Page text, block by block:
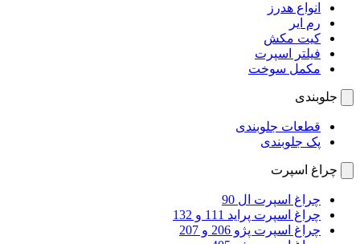
انواع هدرز
رم ایر
کیت مکش
فیلتر اسپرت
مکمل سوخت
جلوبندی
قطعات جلوبندی
پک جلوبندی
چراغ اسپرت
چراغ اسپرت ال 90
چراغ اسپرت پراید 111 و 132
چراغ اسپرت پژو 206 و 207